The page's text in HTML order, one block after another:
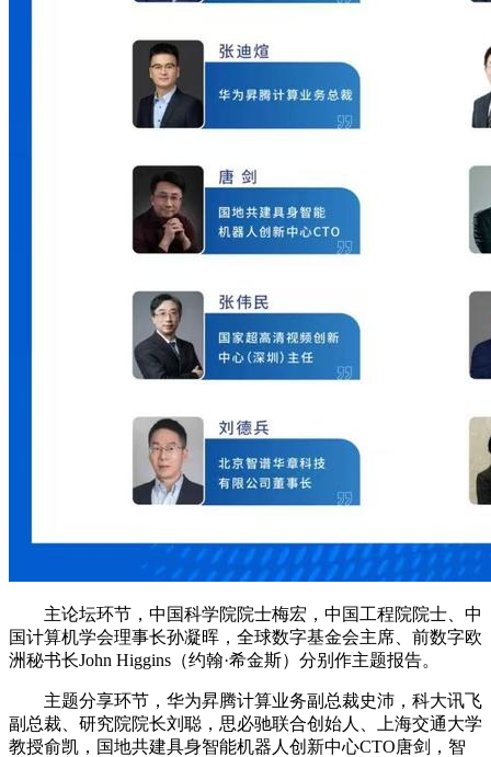
主论坛环节，中国科学院院士梅宏，中国工程院院士、中
国计算机学会理事长孙凝晖，全球数字基金会主席、前数字欧
洲秘书长John Higgins（约翰·希金斯）分别作主题报告。
主题分享环节，华为昇腾计算业务副总裁史沛，科大讯飞
副总裁、研究院院长刘聪，思必驰联合创始人、上海交通大学
教授俞凯，国地共建具身智能机器人创新中心CTO唐剑，智